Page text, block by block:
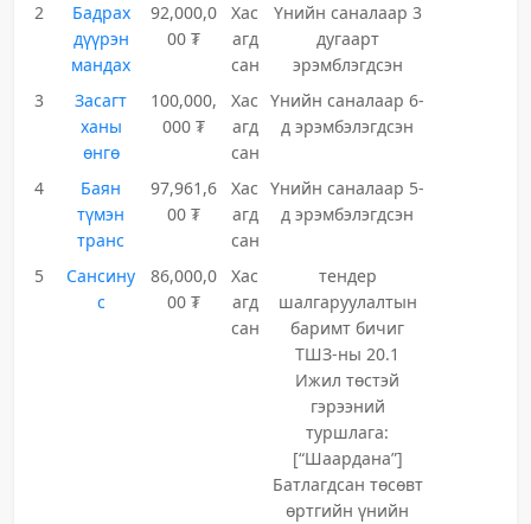
2
Бадрах
дүүрэн
мандах
92,000,0
00 ₮
Хас
агд
сан
Үнийн саналаар 3
дугаарт
эрэмблэгдсэн
3
Засагт
ханы
өнгө
100,000,
000 ₮
Хас
агд
сан
Үнийн саналаар 6-
д эрэмбэлэгдсэн
4
Баян
түмэн
транс
97,961,6
00 ₮
Хас
агд
сан
Үнийн саналаар 5-
д эрэмбэлэгдсэн
5
Сансину
с
86,000,0
00 ₮
Хас
агд
сан
тендер
шалгаруулалтын
баримт бичиг
ТШЗ-ны 20.1
Ижил төстэй
гэрээний
туршлага:
[“Шаардана”]
Батлагдсан төсөвт
өртгийн үнийн